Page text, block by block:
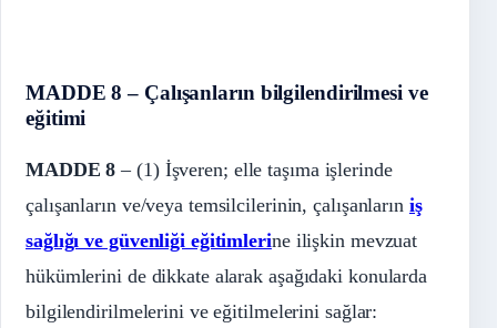
MADDE 8 – Çalışanların bilgilendirilmesi ve
eğitimi
MADDE 8 – (1) İşveren; elle taşıma işlerinde
çalışanların ve/veya temsilcilerinin, çalışanların iş
sağlığı ve güvenliği eğitimlerine ilişkin mevzuat
hükümlerini de dikkate alarak aşağıdaki konularda
bilgilendirilmelerini ve eğitilmelerini sağlar: